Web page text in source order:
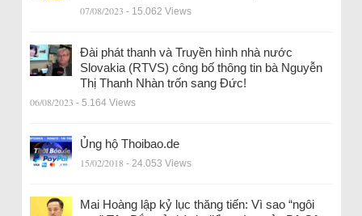
07/08/2023 - 15.062 Views
Đài phát thanh và Truyền hình nhà nước
Slovakia (RTVS) công bố thông tin bà Nguyễn
Thị Thanh Nhàn trốn sang Đức!
06/08/2023 - 5.164 Views
Ủng hộ Thoibao.de
15/02/2018 - 24.053 Views
Mai Hoàng lập kỷ lục thăng tiến: Vì sao “ngôi